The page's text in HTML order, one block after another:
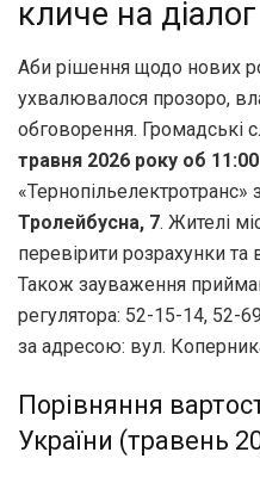
кличе на діалог
Аби рішення щодо нових
ухвалювалося прозоро,
обговорення. Громадські
травня 2026 року об 11:00
«Тернопільелектротранс»
Тролейбусна, 7. Жителі
перевірити розрахунки та
Також зауваження
регулятора: 52-15-14, 52-
за адресою: вул.
Порівняння
України (травень